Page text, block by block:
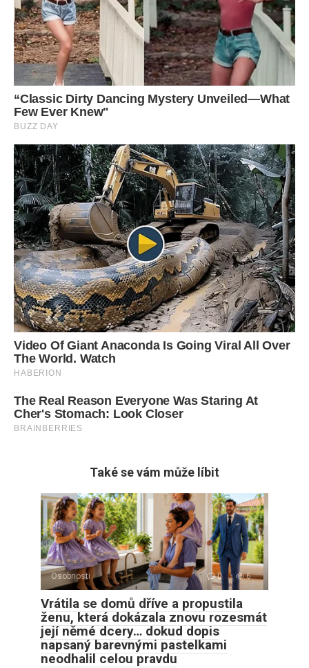
Také se vám může líbit
Osobnosti 0 6
Vrátila se domů dříve a propustila
ženu, která dokázala znovu rozesmát
její němé dcery… dokud dopis
napsaný barevnými pastelkami
neodhalil celou pravdu